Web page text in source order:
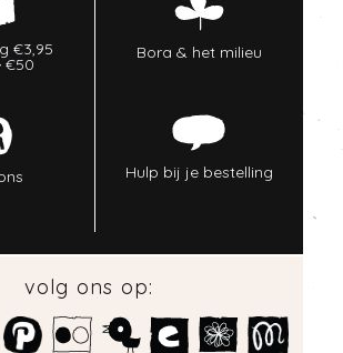
€3,95
€50
Bora & het milieu
Hulp bij je bestelling
volg ons op: